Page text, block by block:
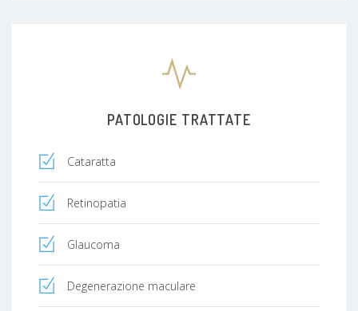
PATOLOGIE TRATTATE
Cataratta
Retinopatia
Glaucoma
Degenerazione maculare